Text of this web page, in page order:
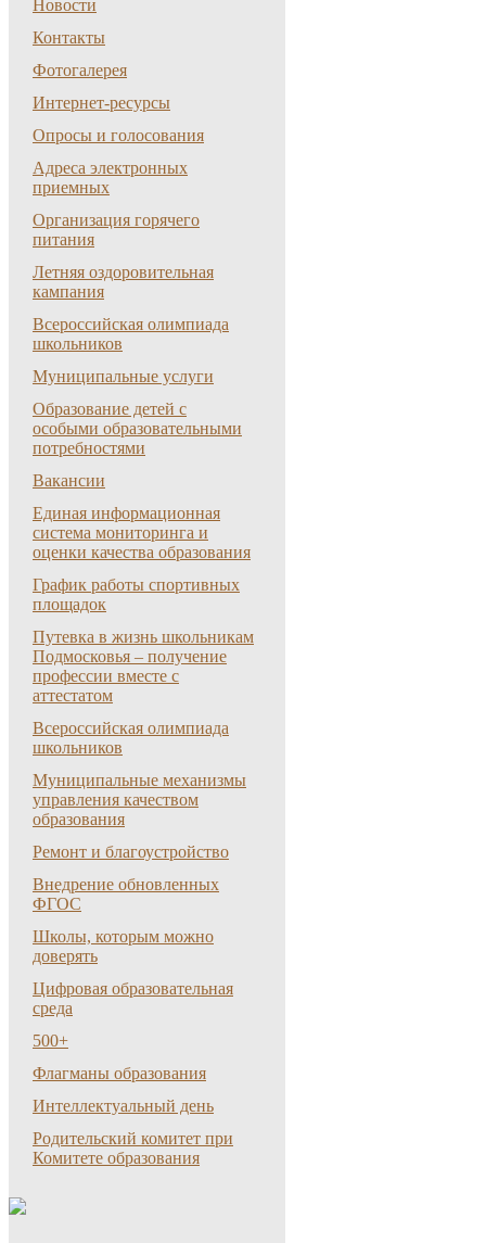
Новости
Контакты
Фотогалерея
Интернет-ресурсы
Опросы и голосования
Адреса электронных
приемных
Организация горячего
питания
Летняя оздоровительная
кампания
Всероссийская олимпиада
школьников
Муниципальные услуги
Образование детей с
особыми образовательными
потребностями
Вакансии
Единая информационная
система мониторинга и
оценки качества образования
График работы спортивных
площадок
Путевка в жизнь школьникам
Подмосковья – получение
профессии вместе с
аттестатом
Всероссийская олимпиада
школьников
Муниципальные механизмы
управления качеством
образования
Ремонт и благоустройство
Внедрение обновленных
ФГОС
Школы, которым можно
доверять
Цифровая образовательная
среда
500+
Флагманы образования
Интеллектуальный день
Родительский комитет при
Комитете образования